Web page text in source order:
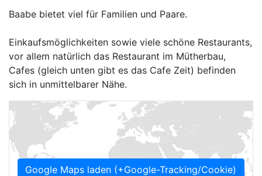
Baabe bietet viel für Familien und Paare.
Einkaufsmöglichkeiten sowie viele schöne Restaurants,
vor allem natürlich das Restaurant im Mütherbau,
Cafes (gleich unten gibt es das Cafe Zeit) befinden
sich in unmittelbarer Nähe.
Google Maps laden (+Google-Tracking/Cookie)